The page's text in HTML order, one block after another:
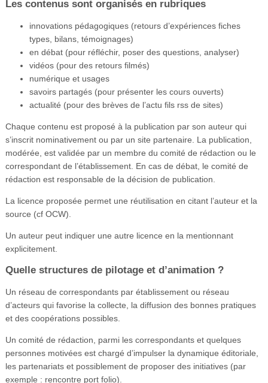
Les contenus sont organisés en rubriques
innovations pédagogiques (retours d’expériences fiches
types, bilans, témoignages)
en débat (pour réfléchir, poser des questions, analyser)
vidéos (pour des retours filmés)
numérique et usages
savoirs partagés (pour présenter les cours ouverts)
actualité (pour des brèves de l’actu fils rss de sites)
Chaque contenu est proposé à la publication par son auteur qui
s’inscrit nominativement ou par un site partenaire. La publication,
modérée, est validée par un membre du comité de rédaction ou le
correspondant de l’établissement. En cas de débat, le comité de
rédaction est responsable de la décision de publication.
La licence proposée permet une réutilisation en citant l’auteur et la
source (cf OCW).
Un auteur peut indiquer une autre licence en la mentionnant
explicitement.
Quelle structures de pilotage et d’animation ?
Un réseau de correspondants par établissement ou réseau
d’acteurs qui favorise la collecte, la diffusion des bonnes pratiques
et des coopérations possibles.
Un comité de rédaction, parmi les correspondants et quelques
personnes motivées est chargé d’impulser la dynamique éditoriale,
les partenariats et possiblement de proposer des initiatives (par
exemple : rencontre port folio).